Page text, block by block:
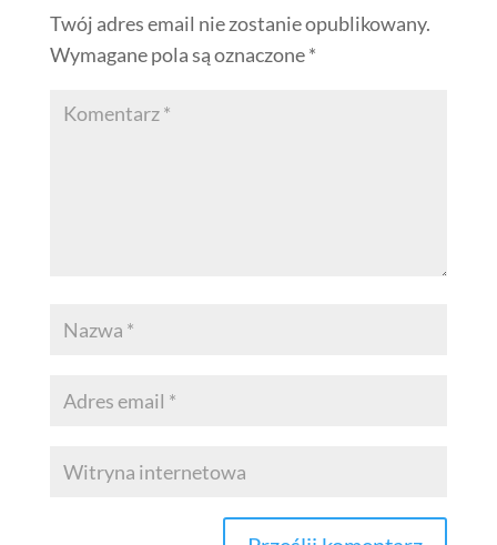
Twój adres email nie zostanie opublikowany.
Wymagane pola są oznaczone*